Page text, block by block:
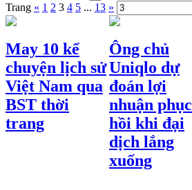
Trang « 1 2 3 4 5 ... 13 »
May 10 kể
chuyện lịch sử
Việt Nam qua
BST thời
trang
Ông chủ
Uniqlo dự
đoán lợi
nhuận phục
hồi khi đại
dịch lắng
xuống